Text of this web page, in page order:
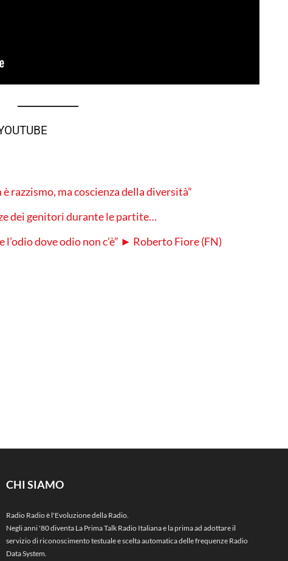
razzismo, ma coscienza della diversità”
dei genitori durante le partite…
dove odio non c’è” ► Roberto Fiore (FN)
CHI SIAMO
Radio Radio è l'Evoluzione della Radio.
Negli anni '80 diventa La Prima Talk Radio Italiana e la prima ad adottare il
servizio di riconoscimento testuale e scelta automatica delle frequenze Radio
Data System.